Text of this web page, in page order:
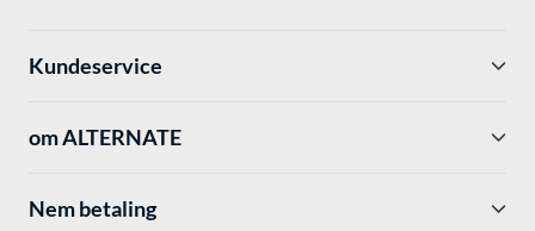
Kundeservice
om ALTERNATE
Nem betaling